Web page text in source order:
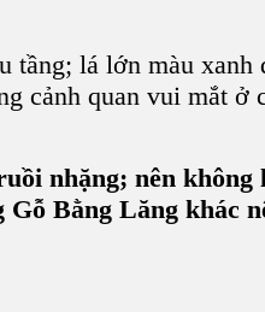
tầng; lá lớn màu
cảnh quan vui mắt ở
nhặng; nên
Bằng Lăng khác